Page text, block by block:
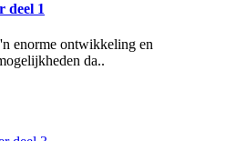
deel 1
enorme ontwikkeling en
da..